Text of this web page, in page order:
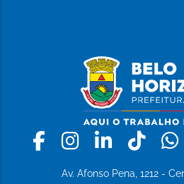
Facebook
Instagram
Linkedin
Av. Afonso Pena, 1212 -